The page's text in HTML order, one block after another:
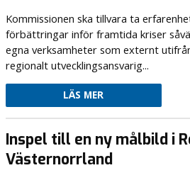
Kommissionen ska tillvara ta
förbättringar inför framtida kriser
egna verksamheter som externt
regionalt utvecklingsansvarig...
LÄS MER
Inspel till en ny målbild i
Västernorrland